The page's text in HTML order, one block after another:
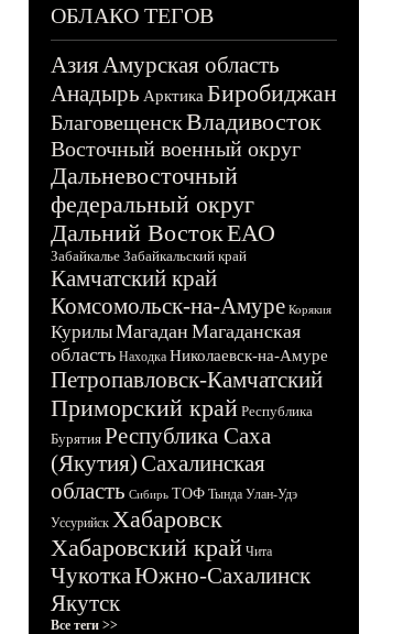
ОБЛАКО ТЕГОВ
АзияАмурская область
Анадырь Арктика Биробиджан
БлаговещенскВладивосток
Восточный военный округ
Дальневосточный
федеральный округ
Дальний ВостокЕАО
Забайкалье Забайкальский край
Камчатский край
Комсомольск-на-Амуре Корякия
КурилыМагадан Магаданская
область Находка Николаевск-на-Амуре
Петропавловск-Камчатский
Приморский край Республика
Бурятия Республика Саха
(Якутия)Сахалинская
область Сибирь ТОФ Тында Улан-Удэ
Уссурийск Хабаровск
Хабаровский край Чита
ЧукоткаЮжно-Сахалинск
Якутск
Все теги >>